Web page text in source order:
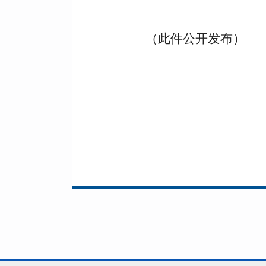
（此件公开发布）